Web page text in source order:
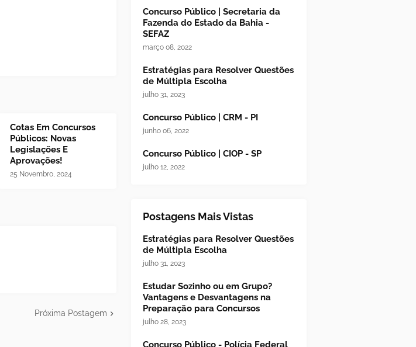
Cotas Em Concursos
Públicos: Novas
Legislações E
Aprovações!
25 Novembro, 2024
Próxima Postagem
Concurso Público | Secretaria da
Fazenda do Estado da Bahia -
SEFAZ
março 08, 2022
Estratégias para Resolver Questões
de Múltipla Escolha
julho 31, 2023
Concurso Público | CRM - PI
junho 06, 2022
Concurso Público | CIOP - SP
julho 12, 2022
Postagens Mais Vistas
Estratégias para Resolver Questões
de Múltipla Escolha
julho 31, 2023
Estudar Sozinho ou em Grupo?
Vantagens e Desvantagens na
Preparação para Concursos
julho 28, 2023
Concurso Público - Polícia Federal